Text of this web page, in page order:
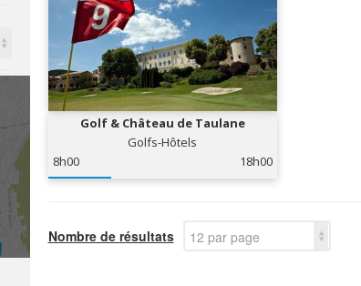
Golf & Château de Taulane
Golfs-Hôtels
8h00
18h00
Nombre de résultats 12 par page